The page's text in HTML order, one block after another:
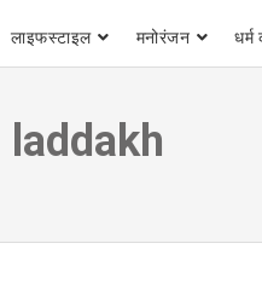
लाइफस्टाइल मनोरंजन धर्म
laddakh